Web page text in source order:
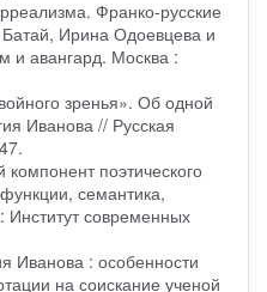
Франко-русские
Ирина Одоевцева и
и авангард. Москва :
зренья». Об одной
Иванова // Русская
поэтического
семантика,
современных
Иванова : особенности
на соискание ученой